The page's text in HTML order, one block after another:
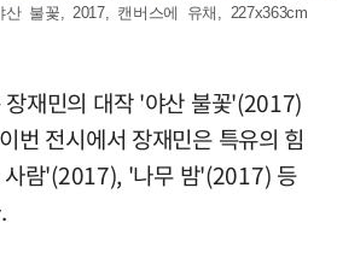
산 불꽃, 2017, 캔버스에 유채, 227x363cm
재민의 대작 '야산 불꽃'(2017)
번 전시에서 장재민은 특유의 힘
사람'(2017), '나무 밤'(2017) 등